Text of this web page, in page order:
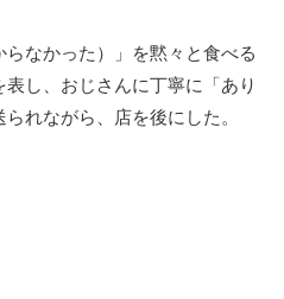
らなかった）」を黙々と食べる
し、おじさんに丁寧に「あり
れながら、店を後にした。